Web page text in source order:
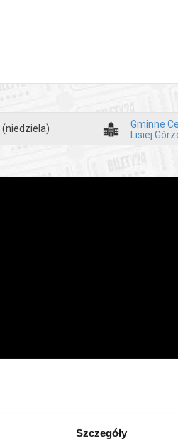
Szczegóły
(niedziela)
Gminne
Lisiej